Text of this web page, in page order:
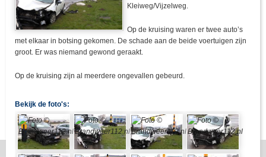
Kleiweg/Vijzelweg.
Op de kruising waren er twee auto’s
met elkaar in botsing gekomen. De schade aan de beide voertuigen zijn
groot. Er was niemand gewond geraakt.
Op de kruising zijn al meerdere ongevallen gebeurd.
Bekijk de foto's: